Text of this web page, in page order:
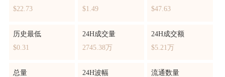
$22.73
$1.49
$47.63
历史最低
$0.31
24H成交量
2745.38万
24H成交额
$5.21万
总量
24H波幅
流通数量